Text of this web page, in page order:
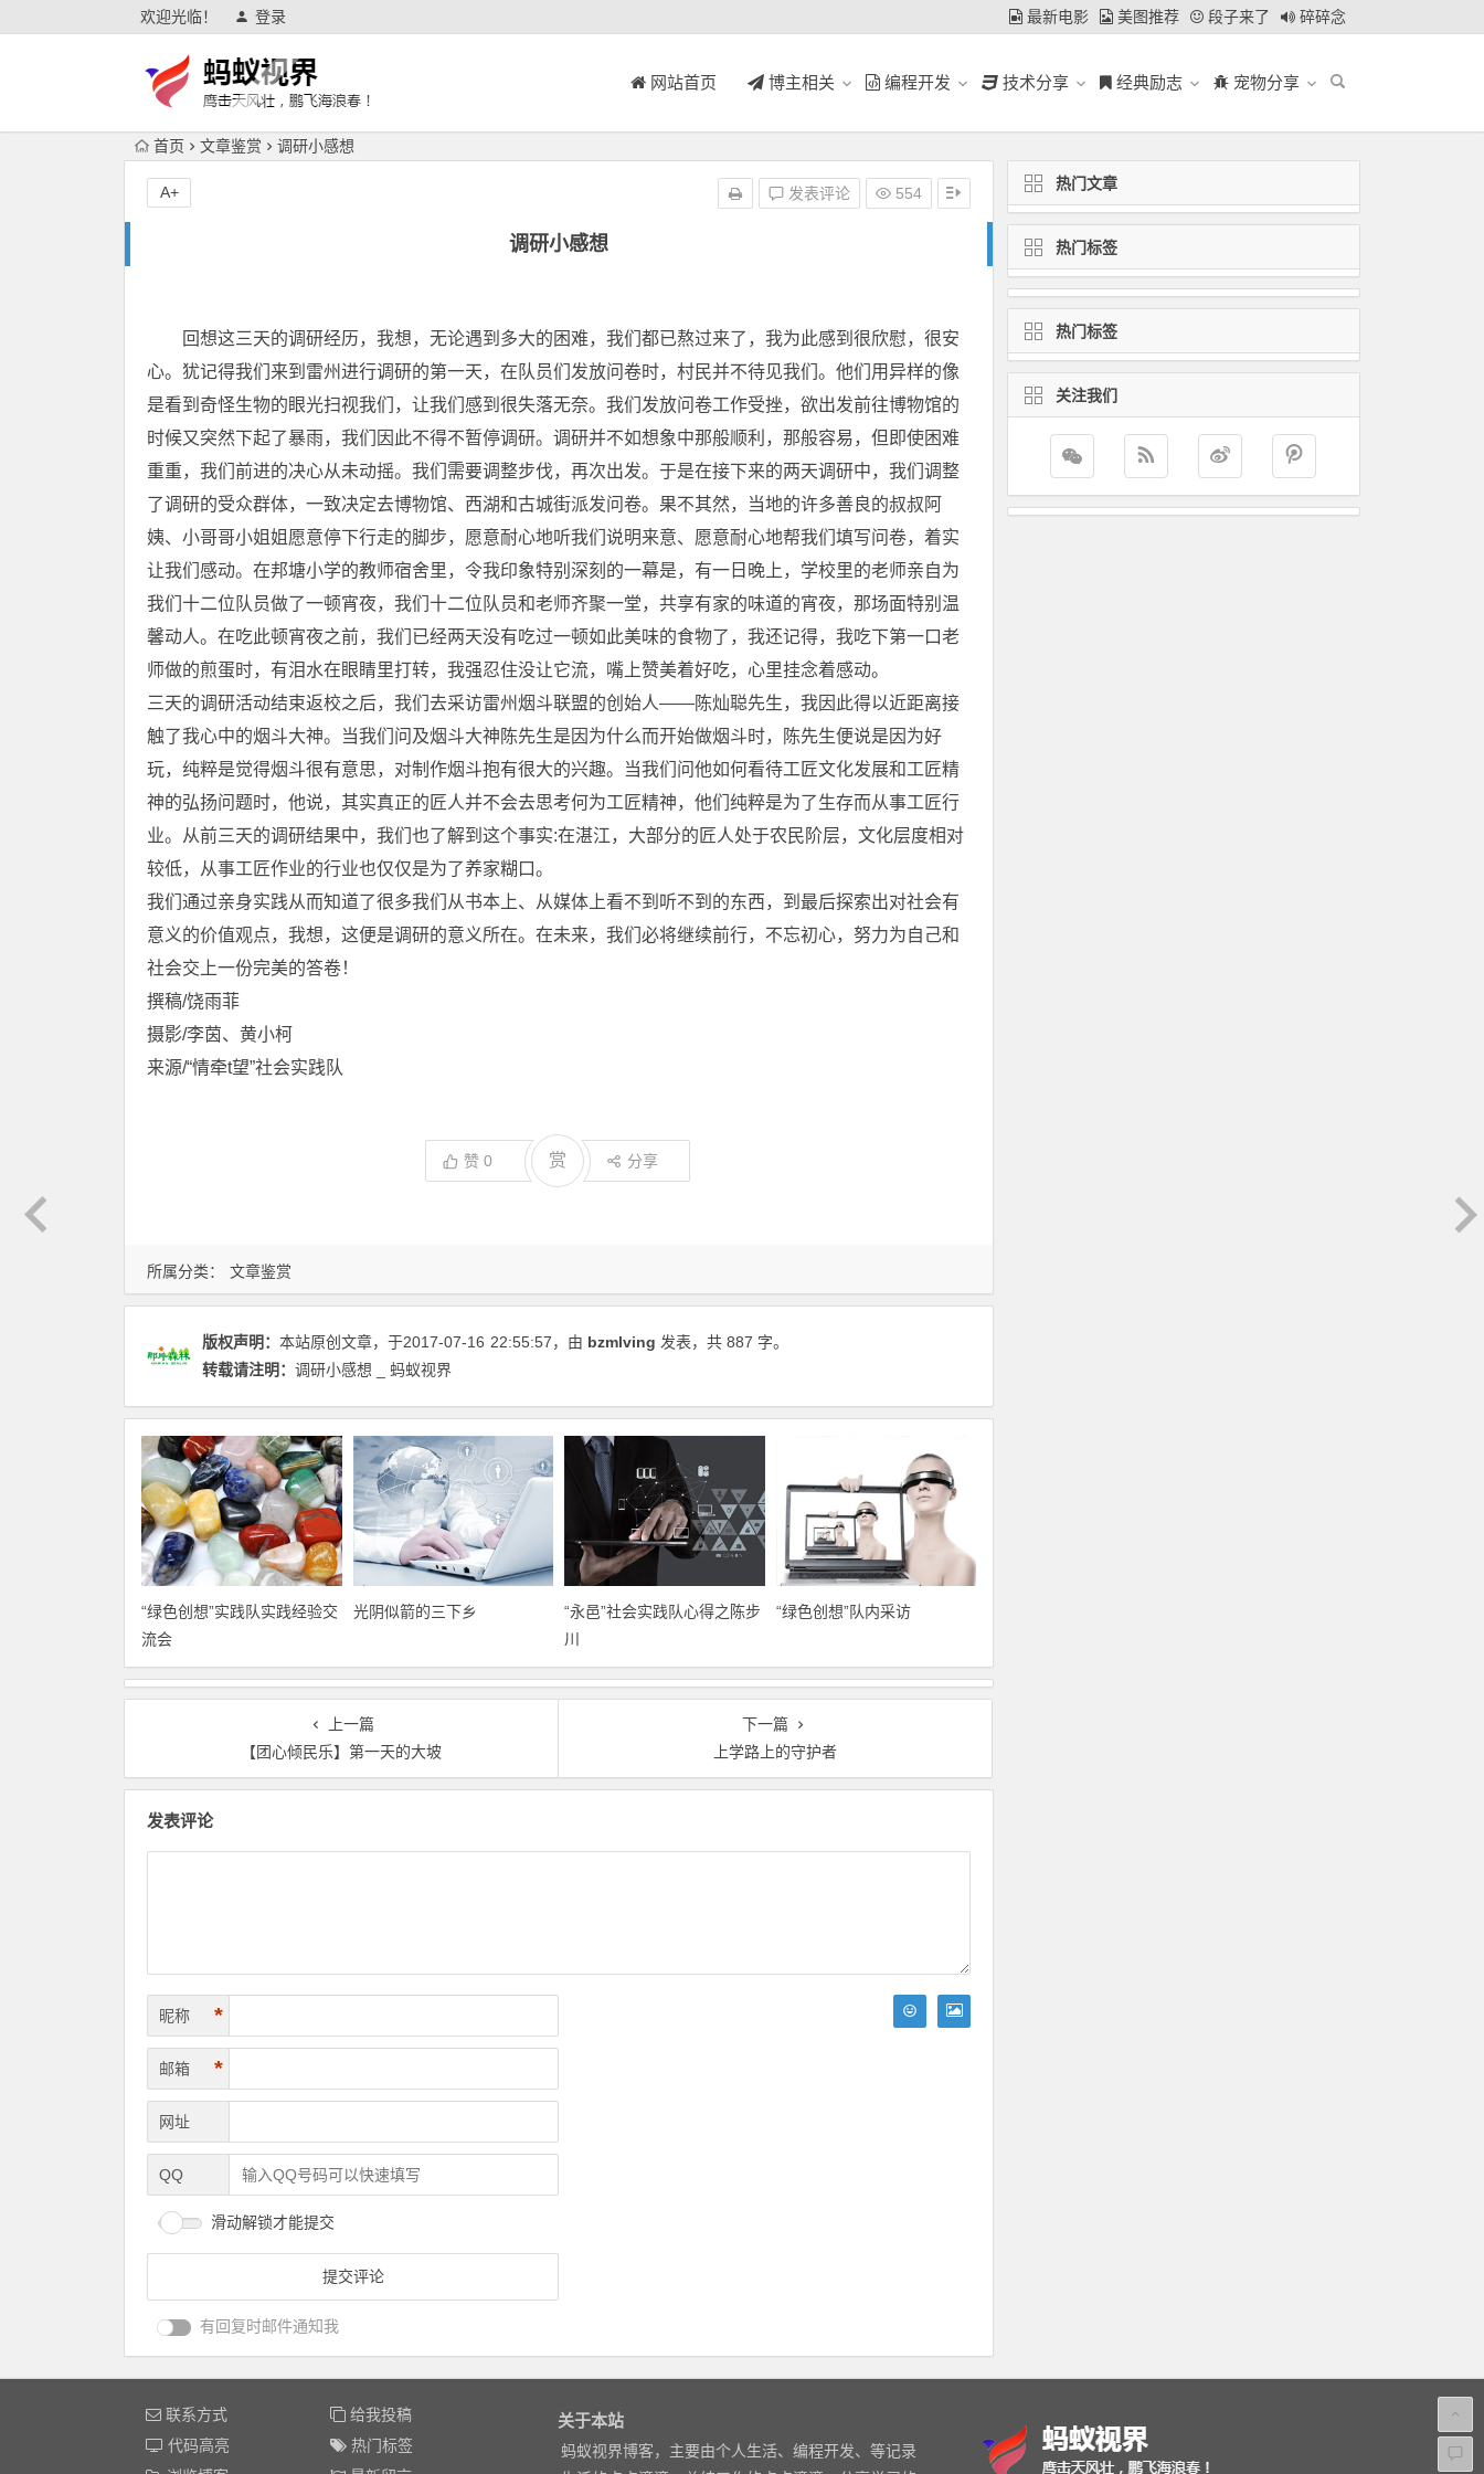
欢迎光临！ 登录 最新电影 美图推荐 段子来了 碎碎念
网站首页 博主相关 编程开发 技术分享 经典励志 宠物分享
首页 文章鉴赏 调研小感想
调研小感想
发表评论 554
A+
所属分类： 文章鉴赏
回想这三天的调研经历，我想，无论遇到多大的困难，我们都已熬过来了，我为此感到很欣慰，很安
心。犹记得我们来到雷州进行调研的第一天，在队员们发放问卷时，村民并不待见我们。他们用异样的像
是看到奇怪生物的眼光扫视我们，让我们感到很失落无奈。我们发放问卷工作受挫，欲出发前往博物馆的
时候又突然下起了暴雨，我们因此不得不暂停调研。调研并不如想象中那般顺利，那般容易，但即使困难
重重，我们前进的决心从未动摇。我们需要调整步伐，再次出发。于是在接下来的两天调研中，我们调整
了调研的受众群体，一致决定去博物馆、西湖和古城街派发问卷。果不其然，当地的许多善良的叔叔阿
姨、小哥哥小姐姐愿意停下行走的脚步，愿意耐心地听我们说明来意、愿意耐心地帮我们填写问卷，着实
让我们感动。在邦塘小学的教师宿舍里，令我印象特别深刻的一幕是，有一日晚上，学校里的老师亲自为
我们十二位队员做了一顿宵夜，我们十二位队员和老师齐聚一堂，共享有家的味道的宵夜，那场面特别温
馨动人。在吃此顿宵夜之前，我们已经两天没有吃过一顿如此美味的食物了，我还记得，我吃下第一口老
师做的煎蛋时，有泪水在眼睛里打转，我强忍住没让它流，嘴上赞美着好吃，心里挂念着感动。
三天的调研活动结束返校之后，我们去采访雷州烟斗联盟的创始人――陈灿聪先生，我因此得以近距离接
触了我心中的烟斗大神。当我们问及烟斗大神陈先生是因为什么而开始做烟斗时，陈先生便说是因为好
玩，纯粹是觉得烟斗很有意思，对制作烟斗抱有很大的兴趣。当我们问他如何看待工匠文化发展和工匠精
神的弘扬问题时，他说，其实真正的匠人并不会去思考何为工匠精神，他们纯粹是为了生存而从事工匠行
业。从前三天的调研结果中，我们也了解到这个事实:在湛江，大部分的匠人处于农民阶层，文化层度相对
较低，从事工匠作业的行业也仅仅是为了养家糊口。
我们通过亲身实践从而知道了很多我们从书本上、从媒体上看不到听不到的东西，到最后探索出对社会有
意义的价值观点，我想，这便是调研的意义所在。在未来，我们必将继续前行，不忘初心，努力为自己和
社会交上一份完美的答卷！
撰稿/饶雨菲
摄影/李茵、黄小柯
来源/“情牵t望”社会实践队
赞 0 赏 分享
版权声明： 本站原创文章，于2017-07-16 22:55:57，由 bzmlving 发表，共 887 字。
转载请注明： 调研小感想 _ 蚂蚁视界
“绿色创想”实践队实践经验交
流会
光阴似箭的三下乡
“永邑”社会实践队心得之陈步
川
“绿色创想”队内采访
上一篇
【团心倾民乐】第一天的大坡
下一篇
上学路上的守护者
发表评论
昵称 *
邮箱 *
网址
QQ
滑动解锁才能提交
有回复时邮件通知我
热门文章
热门标签
热门标签
关注我们
联系方式
给我投稿
代码高亮
热门标签
关于本站
蚂蚁视界博客，主要由个人生活、编程开发、等记录